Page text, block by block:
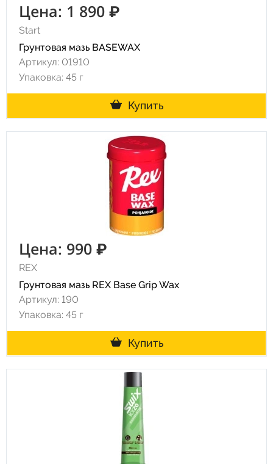
Цена: 1 890 ₽
Start
Грунтовая мазь BASEWAX
Артикул: 01910
Упаковка: 45 г
Купить
Цена: 990 ₽
REX
Грунтовая мазь REX Base Grip Wax
Артикул: 190
Упаковка: 45 г
Купить